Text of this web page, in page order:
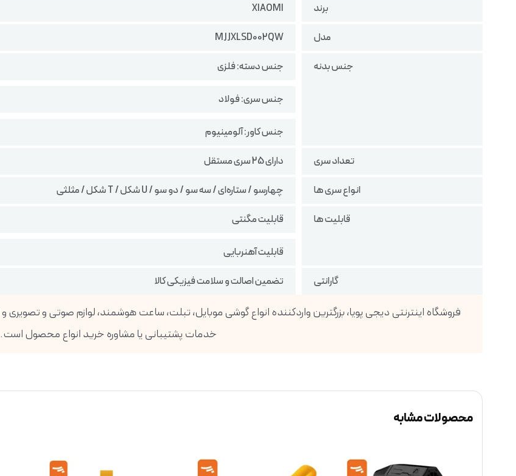
برند
XIAOMI
مدل
MJJXLSD002QW
جنس بدنه
جنس دسته: فلزی
جنس سری: فولاد
جنس کاور: آلومینیوم
تعداد سری
دارای 25 سری مستقل
انواع سری ها
چهارسو / ستاره‌ای / سه سو / دو سو / U شکل / T شکل / مثلثی
قابلیت ها
قابلیت مگنتی
قابلیت آهنربایی
گارانتی
تضمین اصالت و سلامت فیزیکی کالا
خدمات پشتیبانی یا مشاوره خرید انواع محصول است.
محصولات مشابه